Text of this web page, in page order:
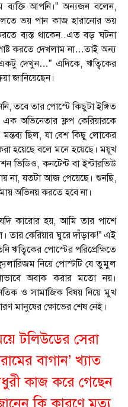
আপনি।” অন্যজন বলেন,
ভয় পান কাজ হারানোর ভয়
ব্যস্ত থাকেন..এত বড় ঘটনা
করতে দেখলাম না…তাই অন্য
একটু দেখুন…” এদিকে, ঋত্বিকের
জানিয়েছেন।
তবে তার পোস্টে কিছুটা ইঙ্গিত
অভিনেতার ফ্লপ কেরিয়ারকে
ছিল, যা বেশ কিছু লোকের
হয়েছে বলে মনে হয়েছে। ময়ূখ
ভিডিও, কনটেন্ট বা ইন্টারভিউ
না, যতটা আজ পেয়েছে। শুনছি,
অভিনয় করতে হবে না।
কারোর হয়, আমি তার পাশে
তার কেরিয়ার ঘুরে দাঁড়াক!” এই
ঋত্বিকের পোস্টের পরিপ্রেক্ষিতে
নিয়ে পোস্টটি যে তুমুল
অবাক করার মতো নয়।
ও সামাজিক বিষয় নিয়ে মুখ
মানুষের ক্ষোভের শেষ নেই।
টলিউডের সেরা
বাগান’ খ্যাত
কাজ করে গেছেন